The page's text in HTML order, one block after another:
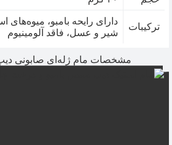
ترکیبات
دارای رایحه بامبو، میوه‌های
شیر و عسل، فاقد آلومینیوم
مشخصات مام ژله‌ای صابونی